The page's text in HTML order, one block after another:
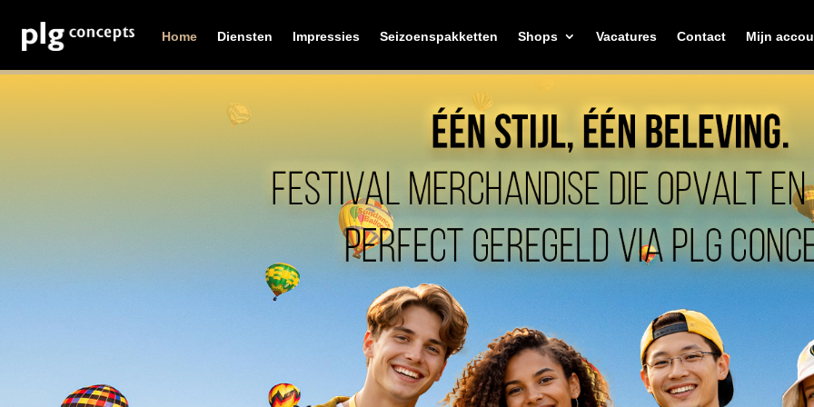
Home Diensten Impressies Seizoenspakketten Shops Vacatures Contact Mijn